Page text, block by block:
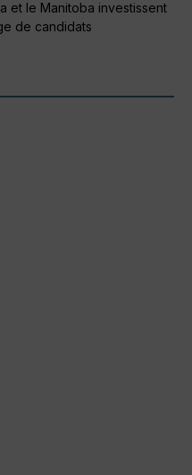
et le Manitoba investissent
de candidats